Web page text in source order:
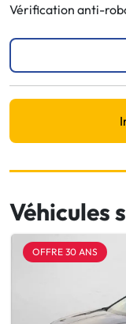
Vérification anti-
Véhicules
OFFRE 30 ANS